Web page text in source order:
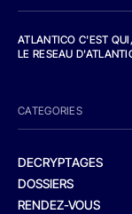
ATLANTICO C'EST
LE RESEAU
CATEGORIES
DECRYPTAGES
DOSSIERS
RENDEZ-VOUS